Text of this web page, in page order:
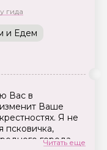
гида
и Едем
Вас в
Ваше
Я не
псковичка,
города.
Читать еще